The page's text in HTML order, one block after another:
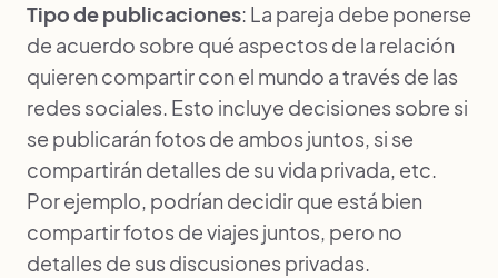
Tipo de publicaciones: La pareja debe ponerse
de acuerdo sobre qué aspectos de la relación
quieren compartir con el mundo a través de las
redes sociales. Esto incluye decisiones sobre si
se publicarán fotos de ambos juntos, si se
compartirán detalles de su vida privada, etc.
Por ejemplo, podrían decidir que está bien
compartir fotos de viajes juntos, pero no
detalles de sus discusiones privadas.